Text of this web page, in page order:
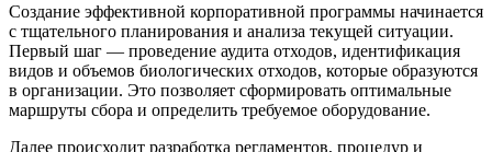
Создание эффективной корпоративной программы начинается
с тщательного планирования и анализа текущей ситуации.
Первый шаг — проведение аудита отходов, идентификация
видов и объемов биологических отходов, которые образуются
в организации. Это позволяет сформировать оптимальные
маршруты сбора и определить требуемое оборудование.
Далее происходит разработка регламентов, процедур и